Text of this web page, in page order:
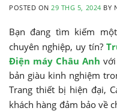
POSTED ON 29 THG 5, 2024 BY
Bạn đang tìm kiếm
chuyên nghiệp, uy tín?
Điện máy Châu Anh
bản giàu kinh nghiệm
Trang thiết bị hiện đại,
khách hàng đảm bảo về